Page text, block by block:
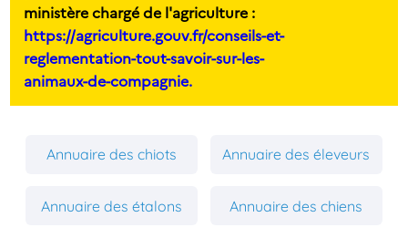
ministère chargé de l'agriculture :
https://agriculture.gouv.fr/conseils-et-
reglementation-tout-savoir-sur-les-
animaux-de-compagnie.
Annuaire des chiots Annuaire des éleveurs
Annuaire des étalons Annuaire des chiens